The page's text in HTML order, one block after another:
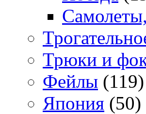
Трюки и
Фейлы (119)
Япония (50)